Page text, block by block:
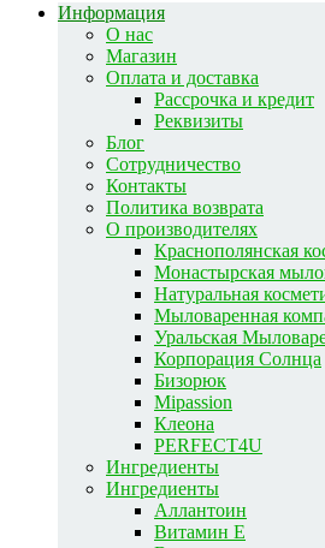
Информация
О нас
Магазин
Оплата и доставка
Рассрочка и кредит
Реквизиты
Блог
Сотрудничество
Контакты
Политика возврата
О производителях
Краснополянская
Монастырская
Натуральная
Мыловаренная
Уральская
Корпорация Солнца
Бизорюк
Mipassion
Клеона
PERFECT4U
Ингредиенты
Ингредиенты
Аллантоин
Витамин E